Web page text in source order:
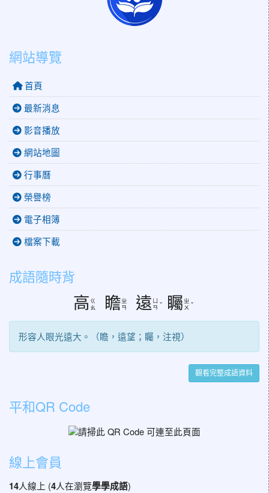
網站導覽
首頁
最新消息
影音播放
網站地圖
行事曆
榮譽榜
電子相簿
檔案下載
成語隨時背
高 ㄍ
ㄠ
瞻 ㄓ
ㄢ
遠 ㄢ ˇ 矚 ㄓ
ㄨ ˇ
形容人眼光遠大。（瞻，遠望；矚，注視）
觀看完整成語資料
平和QR Code
線上會員
14人線上 (4人在瀏覽學學成語)